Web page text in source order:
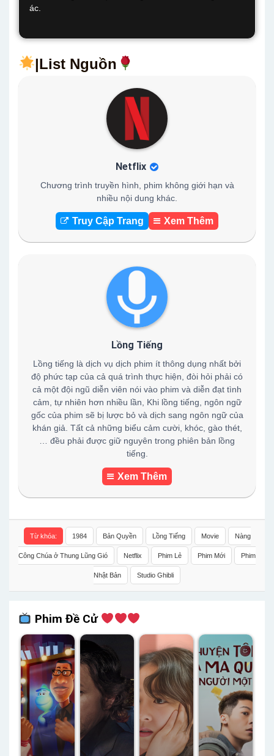
ác.
|List Nguồn
Netflix
Chương trình truyền hình, phim không giới hạn và
nhiều nội dung khác.
Truy Cập Trang Xem Thêm
Lồng Tiếng
Lồng tiếng là dịch vụ dịch phim ít thông dụng nhất bởi
độ phức tạp của cả quá trình thực hiện, đòi hỏi phải có
cả một đội ngũ diễn viên nói vào phim và diễn đạt tình
cảm, tự nhiên hơn nhiều lần, Khi lồng tiếng, ngôn ngữ
gốc của phim sẽ bị lược bỏ và dịch sang ngôn ngữ của
khán giả. Tất cả những biểu cảm cười, khóc, gào thét,
… đều phải được giữ nguyên trong phiên bản lồng
tiếng.
Xem Thêm
Từ khóa: 1984 Bản Quyền Lồng Tiếng Movie Nàng
Công Chúa ở Thung Lũng Gió Netflix Phim Lẻ Phim Mới Phim
Nhật Bản Studio Ghibli
Phim Đề Cử